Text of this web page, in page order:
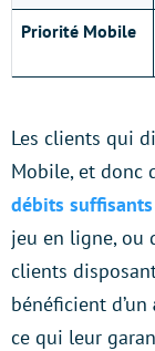
Priorité Mobile
Les clients qui
Mobile, et donc
débits
jeu en ligne, ou
clients
bénéficient d’un
ce qui leur